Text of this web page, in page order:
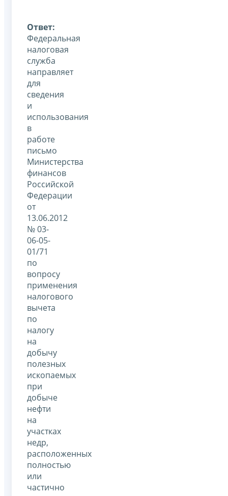
Ответ:
Федеральная
налоговая
служба
направляет
для
сведения
и
использования
в
работе
письмо
Министерства
финансов
Российской
Федерации
от
13.06.2012
№ 03-
06-05-
01/71
по
вопросу
применения
налогового
вычета
по
налогу
на
добычу
полезных
ископаемых
при
добыче
нефти
на
участках
недр,
расположенных
полностью
или
частично